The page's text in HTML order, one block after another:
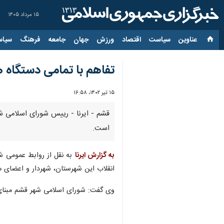
۱۵ مرداد ۱۴۰۵
عناوین‌ سیاست اقتصاد ورزش جهان جامعه فرهنگ
تفاهم با تمامی
۱۵ تیر ۱۴۰۲، ۱۶:۵۸
قشم - ایرنا - رییس شورای اسلامی
است.
به گزارش ایرنا به نقل از روابط
انقلاب این شهرستان، شهردار و
وی گفت: شورای اسلامی شهر قشم